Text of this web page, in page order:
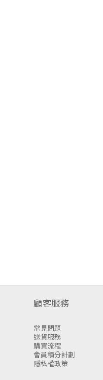
顧客服務
常見問題
送貨服務
購買流程
會員積分計劃
隱私權政策